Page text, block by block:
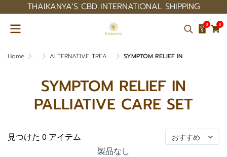
THAIKANYA'S CBD INTERNATIONAL SHIPPING
0 0
Home ... ALTERNATIVE TREATMENT SET SYMPTOM RELIEF IN PALLIATIVE CARE SET
SYMPTOM RELIEF IN
PALLIATIVE CARE SET
見つけた 0 アイテム おすすめ
製品なし